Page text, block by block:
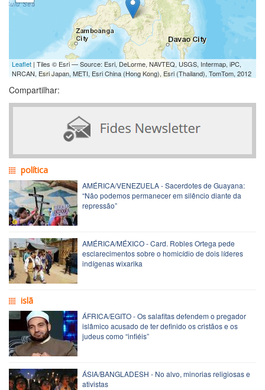
Leaflet | Tiles © Esri — Source: Esri, DeLorme, NAVTEQ, USGS, Intermap, iPC,
NRCAN, Esri Japan, METI, Esri China (Hong Kong), Esri (Thailand), TomTom, 2012
Compartilhar:
política
AMÉRICA/VENEZUELA - Sacerdotes de Guayana:
“Não podemos permanecer em silêncio diante da
repressão”
AMÉRICA/MÉXICO - Card. Robles Ortega pede
esclarecimentos sobre o homicídio de dois líderes
indígenas wixarika
islã
ÁFRICA/EGITO - Os salafitas defendem o pregador
islâmico acusado de ter definido os cristãos e os
judeus como “infiéis”
ÁSIA/BANGLADESH - No alvo, minorias religiosas e
ativistas